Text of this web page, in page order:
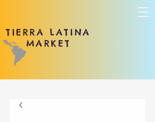
TIERRA LATINA
MARKET